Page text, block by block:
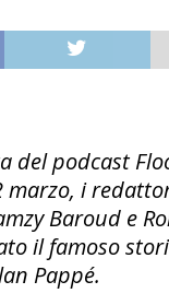
del podcast
marzo, i
Baroud e
il famoso
Pappé.